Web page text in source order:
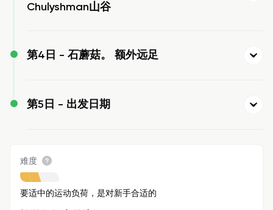
Chulyshman山谷
第4日 - 石蘑菇。 额外远足
第5日 - 出发日期
难度
要适中的运动负荷，是对新手合适的